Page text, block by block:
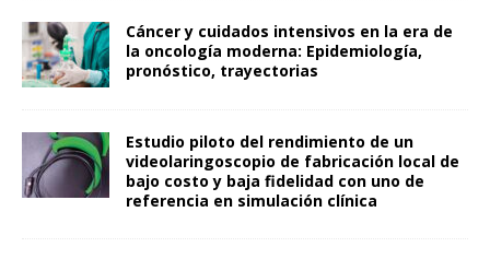
Cáncer y cuidados intensivos en la era de
la oncología moderna: Epidemiología,
pronóstico, trayectorias
Estudio piloto del rendimiento de un
videolaringoscopio de fabricación local de
bajo costo y baja fidelidad con uno de
referencia en simulación clínica